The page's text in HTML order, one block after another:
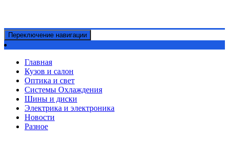
Переключение навигации
Главная
Кузов и салон
Оптика и свет
Системы Охлаждения
Шины и диски
Электрика и электроника
Новости
Разное